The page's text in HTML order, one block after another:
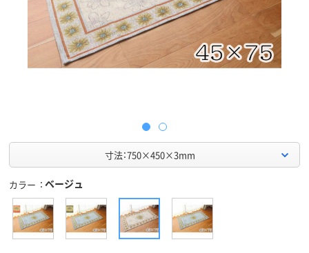
寸法：750×450×3mm
カラー ベージュ